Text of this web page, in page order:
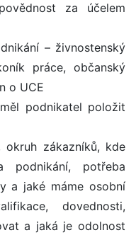
za účelem
– živnostenský
práce, občanský
o UCE
podnikatel položit
zákazníků, kde
podnikání, potřeba
a jaké máme osobní
dovednosti,
a jaká je odolnost